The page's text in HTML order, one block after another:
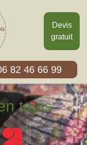
Devis
gratuit
82 46 66 99
tapis